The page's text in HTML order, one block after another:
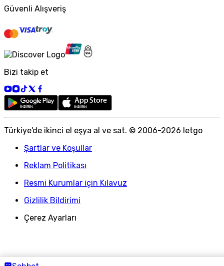
Güvenli Alışveriş
Bizi takip et
Türkiye'de ikinci el eşya al ve sat. © 2006-2026 letgo
Şartlar ve Koşullar
Reklam Politikası
Resmi Kurumlar için Kılavuz
Gizlilik Bildirimi
Çerez Ayarları